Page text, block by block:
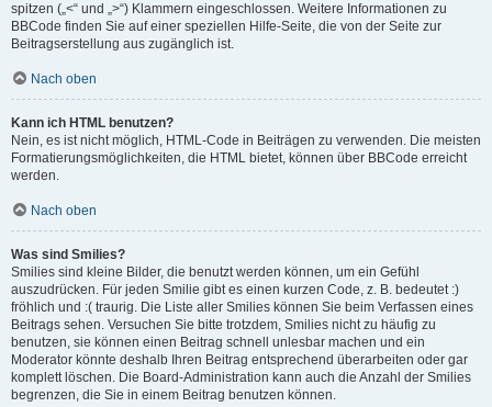
spitzen („<“ und „>“) Klammern eingeschlossen. Weitere Informationen zu
BBCode finden Sie auf einer speziellen Hilfe-Seite, die von der Seite zur
Beitragserstellung aus zugänglich ist.
Nach oben
Kann ich HTML benutzen?
Nein, es ist nicht möglich, HTML-Code in Beiträgen zu verwenden. Die meisten
Formatierungsmöglichkeiten, die HTML bietet, können über BBCode erreicht
werden.
Nach oben
Was sind Smilies?
Smilies sind kleine Bilder, die benutzt werden können, um ein Gefühl
auszudrücken. Für jeden Smilie gibt es einen kurzen Code, z. B. bedeutet :)
fröhlich und :( traurig. Die Liste aller Smilies können Sie beim Verfassen eines
Beitrags sehen. Versuchen Sie bitte trotzdem, Smilies nicht zu häufig zu
benutzen, sie können einen Beitrag schnell unlesbar machen und ein
Moderator könnte deshalb Ihren Beitrag entsprechend überarbeiten oder gar
komplett löschen. Die Board-Administration kann auch die Anzahl der Smilies
begrenzen, die Sie in einem Beitrag benutzen können.